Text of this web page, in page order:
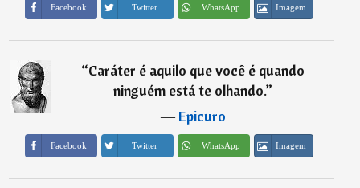
Facebook Twitter WhatsApp Imagem
“Caráter é aquilo que você é quando
ninguém está te olhando.”
―Epicuro
Facebook Twitter WhatsApp Imagem